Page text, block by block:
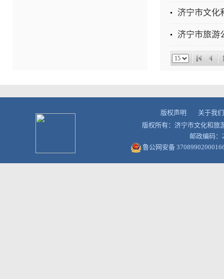
济宁市文化
济宁市旅游
版权声明
关于我们
版权所有：济宁市文化和
邮政编码
鲁公网安备